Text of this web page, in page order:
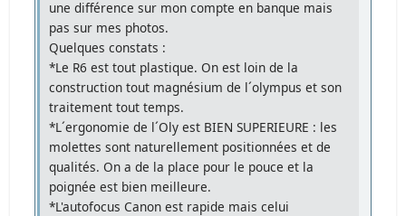
une différence sur mon compte en banque mais
pas sur mes photos.
Quelques constats :
*Le R6 est tout plastique. On est loin de la
construction tout magnésium de l´olympus et son
traitement tout temps.
*L´ergonomie de l´Oly est BIEN SUPERIEURE : les
molettes sont naturellement positionnées et de
qualités. On a de la place pour le pouce et la
poignée est bien meilleure.
*L'autofocus Canon est rapide mais celui